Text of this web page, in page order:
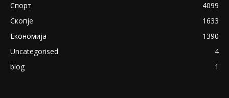
Спорт
4099
Скопје
1633
Економија
1390
Uncategorised
4
blog
1